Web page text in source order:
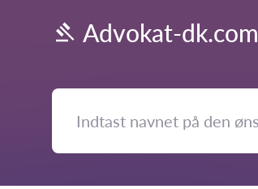
Advokat-dk.com